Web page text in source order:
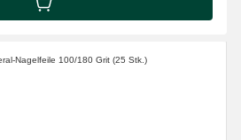
IN DEN WARENKORB